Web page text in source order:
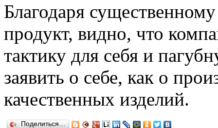
Благодаря
продукт, видно, что
тактику для себя и
заявить о себе, как о
качественных изделий.
Поделиться…